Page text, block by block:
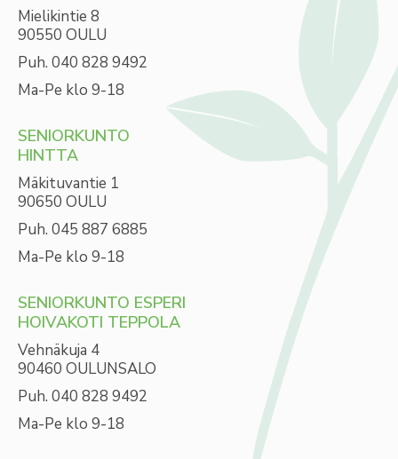
Mielikintie 8
90550 OULU
Puh. 040 828 9492
Ma-Pe klo 9-18
SENIORKUNTO
HINTTA
Mäkituvantie 1
90650 OULU
Puh. 045 887 6885
Ma-Pe klo 9-18
SENIORKUNTO ESPERI
HOIVAKOTI TEPPOLA
Vehnäkuja 4
90460 OULUNSALO
Puh. 040 828 9492
Ma-Pe klo 9-18